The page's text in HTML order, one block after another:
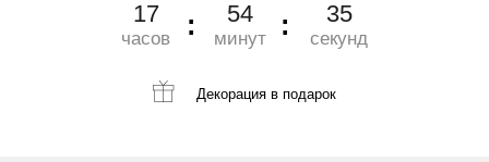
17
часов
54
минут
33
секунд
Декорация в подарок